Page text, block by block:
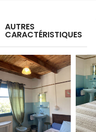
AUTRES
CARACTÉRISTIQUES